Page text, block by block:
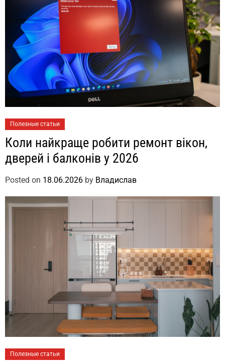
Полезные статьи
Коли найкраще робити ремонт вікон,
дверей і балконів у 2026
Posted on 18.06.2026 by Владислав
Полезные статьи